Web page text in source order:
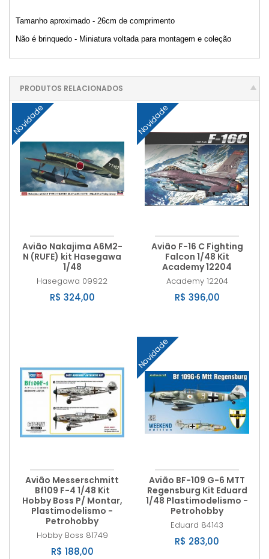
Tamanho aproximado - 26cm de comprimento
Não é brinquedo - Miniatura voltada para montagem e coleção
PRODUTOS RELACIONADOS
Novidade
Avião Nakajima A6M2-
N (RUFE) kit Hasegawa
1/48
Hasegawa 09922
R$ 324,00
Novidade
Avião F-16 C Fighting
Falcon 1/48 Kit
Academy 12204
Academy 12204
R$ 396,00
Avião Messerschmitt
Bf109 F-4 1/48 Kit
Hobby Boss P/ Montar,
Plastimodelismo -
Petrohobby
Hobby Boss 81749
R$ 188,00
Novidade
Avião BF-109 G-6 MTT
Regensburg Kit Eduard
1/48 Plastimodelismo -
Petrohobby
Eduard 84143
R$ 283,00